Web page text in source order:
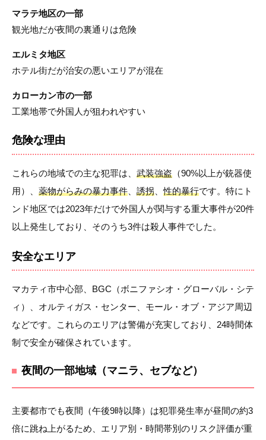
マラテ地区の一部
観光地だが夜間の裏通りは危険
エルミタ地区
ホテル街だが治安の悪いエリアが混在
カローカン市の一部
工業地帯で外国人が狙われやすい
危険な理由
これらの地域での主な犯罪は、 武装強盗 （90%以上が銃器使
用）、 薬物がらみの暴力事件 誘拐 、性的暴行です。特にト
ンド地区では2023年だけで外国人が関与する重大事件が20件
以上発生しており、そのうち3件は殺人事件でした。
安全なエリア
マカティ市中心部、BGC（ボニファシオ・グローバル・シテ
ィ）、オルティガス・センター、モール・オブ・アジア周辺
などです。これらのエリアは警備が充実しており、24時間体
制で安全が確保されています。
夜間の一部地域（マニラ、セブなど）
主要都市でも夜間（午後9時以降）は犯罪発生率が昼間の約3
倍に跳ね上がるため、エリア別・時間帯別のリスク評価が重